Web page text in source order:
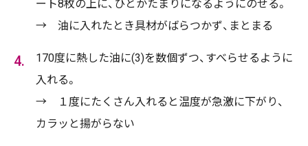
ート8枚の上に、ひとかたまりになるようにのせる。
→ 油に入れたとき具材がばらつかず、まとまる
170度に熱した油に(3)を数個ずつ、すべらせるように
入れる。
→ １度にたくさん入れると温度が急激に下がり、
カラッと揚がらない